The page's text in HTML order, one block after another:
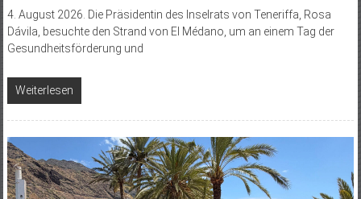
4. August 2026. Die Präsidentin des Inselrats von Teneriffa, Rosa
Dávila, besuchte den Strand von El Médano, um an einem Tag der
Gesundheitsförderung und
Weiterlesen